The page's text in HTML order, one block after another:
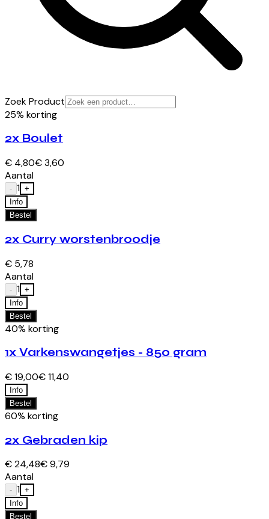
Zoek Product
25% korting
2x Boulet
€ 4,80€ 3,60
Aantal
- 1 +
Info
Bestel
2x Curry worstenbroodje
€ 5,78
Aantal
- 1 +
Info
Bestel
40% korting
1x Varkenswangetjes - 850 gram
€ 19,00€ 11,40
Info
Bestel
60% korting
2x Gebraden kip
€ 24,48€ 9,79
Aantal
- 1 +
Info
Bestel